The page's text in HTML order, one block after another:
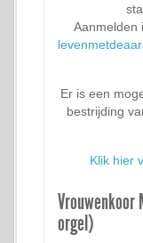
Aanmelden
Er is een
bestrijding
Klik hier
Vrouwenkoor
orgel)